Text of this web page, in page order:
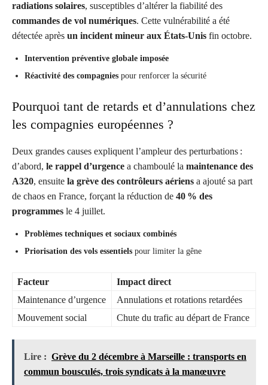
radiations solaires, susceptibles d’altérer la fiabilité des
commandes de vol numériques. Cette vulnérabilité a été
détectée après un incident mineur aux États-Unis fin octobre.
Intervention préventive globale imposée
Réactivité des compagnies pour renforcer la sécurité
Pourquoi tant de retards et d’annulations chez
les compagnies européennes ?
Deux grandes causes expliquent l’ampleur des perturbations :
d’abord, le rappel d’urgence a chamboulé la maintenance des
A320, ensuite la grève des contrôleurs aériens a ajouté sa part
de chaos en France, forçant la réduction de 40 % des
programmes le 4 juillet.
Problèmes techniques et sociaux combinés
Priorisation des vols essentiels pour limiter la gêne
Facteur
Impact direct
Maintenance d’urgence
Annulations et rotations retardées
Mouvement social
Chute du trafic au départ de France
Lire : Grève du 2 décembre à Marseille : transports en
commun bousculés, trois syndicats à la manœuvre